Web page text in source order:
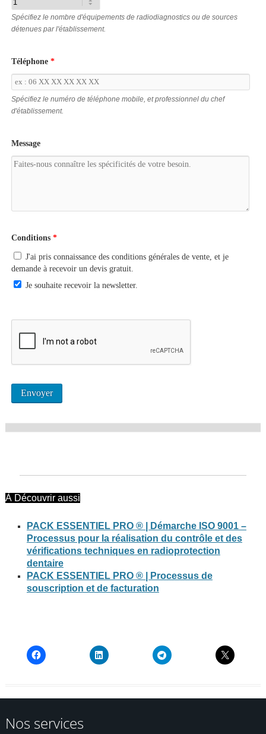
Spécifiez le nombre d'équipements de radiodiagnostics ou de sources
détenues par l'établissement.
Téléphone *
Spécifiez le numéro de téléphone mobile, et professionnel du chef
d'établissement.
Message
Conditions *
J'ai pris connaissance des conditions générales de vente, et je
demande à recevoir un devis gratuit.
Je souhaite recevoir la newsletter.
À Découvrir aussi
PACK ESSENTIEL PRO ® | Démarche ISO 9001 –
Processus pour la réalisation du contrôle et des
vérifications techniques en radioprotection
dentaire
PACK ESSENTIEL PRO ® | Processus de
souscription et de facturation
Nos services